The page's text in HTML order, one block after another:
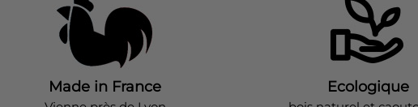
Made in France Ecologique